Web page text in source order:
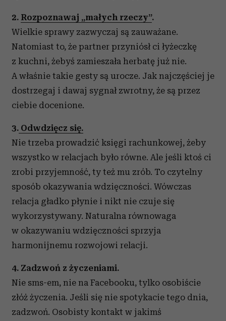
2. Rozpoznawaj „małych rzeczy”.
Wielkie sprawy zazwyczaj są zauważane.
Natomiast to, że partner przyniósł ci łyżeczkę
z kuchni, żebyś zamieszała herbatę już nie.
A właśnie takie gesty są urocze. Jak najczęściej je
dostrzegaj i dawaj sygnał zwrotny, że są przez
ciebie docenione.
3. Odwdzięcz się.
Nie trzeba prowadzić księgi rachunkowej, żeby
wszystko w relacjach było równe. Ale jeśli ktoś ci
zrobi przyjemność, ty też mu zrób. To czytelny
sposób okazywania wdzięczności. Wówczas
relacja gładko płynie i nikt nie czuje się
wykorzystywany. Naturalna równowaga
w okazywaniu wdzięczności sprzyja
harmonijnemu rozwojowi relacji.
4. Zadzwoń z życzeniami.
Nie sms-em, nie na Facebooku, tylko osobiście
złóż życzenia. Jeśli się nie spotykacie tego dnia,
zadzwoń. Osobisty kontakt w jakimś